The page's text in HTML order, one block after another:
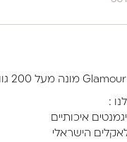
: